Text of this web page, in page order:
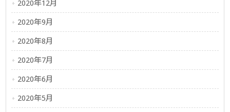
2020年12月
2020年9月
2020年8月
2020年7月
2020年6月
2020年5月